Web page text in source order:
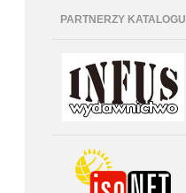
PARTNERZY KATALOGU